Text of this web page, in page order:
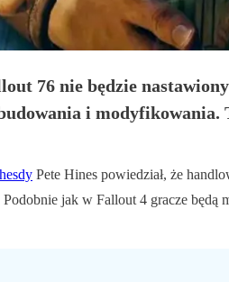
76 nie będzie
i modyfikowania.
Pete Hines powiedział, że
jak w Fallout 4 gracze będą